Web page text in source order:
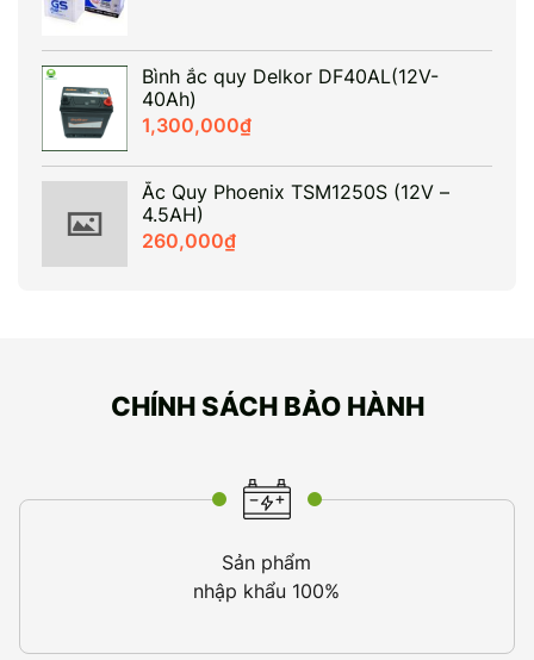
Bình ắc quy Delkor DF40AL(12V-
40Ah)
1,300,000₫
Ắc Quy Phoenix TSM1250S (12V –
4.5AH)
260,000₫
CHÍNH SÁCH BẢO HÀNH
Sản phẩm
nhập khẩu 100%